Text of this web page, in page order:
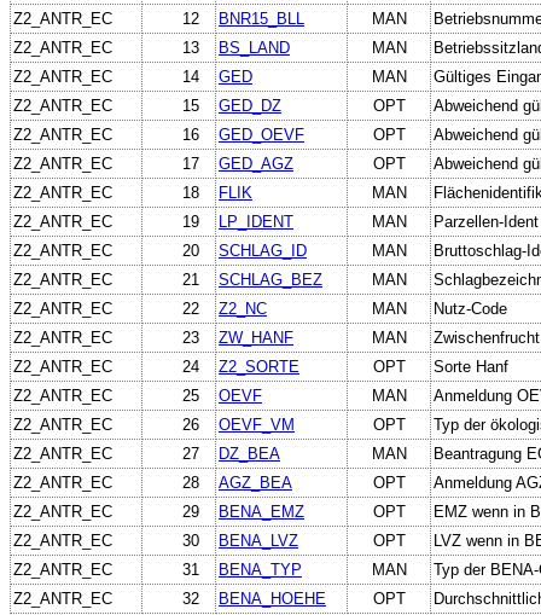
Z2_ANTR_EC
12 BNR15_BLL MAN
Z2_ANTR_EC
13 BS_LAND MAN
Z2_ANTR_EC
14 GED MAN
Gültiges
Z2_ANTR_EC
15 GED_DZ OPT
Abweichend
Z2_ANTR_EC
16 GED_OEVF OPT
Abweichend
Z2_ANTR_EC
17 GED_AGZ OPT
Abweichend
Z2_ANTR_EC
18 FLIK MAN
Z2_ANTR_EC
19 LP_IDENT MAN
Parzellen-Ident
Z2_ANTR_EC
20 SCHLAG_ID MAN
Bruttoschlag-
Z2_ANTR_EC
21 SCHLAG_BEZ MAN
Z2_ANTR_EC
22 Z2_NC MAN
Nutz-Code
Z2_ANTR_EC
23 ZW_HANF MAN
Z2_ANTR_EC
24 Z2_SORTE OPT
Sorte Hanf
Z2_ANTR_EC
25 OEVF MAN
Anmeldung
Z2_ANTR_EC
26 OEVF_VM OPT
Typ der
Z2_ANTR_EC
27 DZ_BEA MAN
Beantragung
Z2_ANTR_EC
28 AGZ_BEA OPT
Anmeldung
Z2_ANTR_EC
29 BENA_EMZ OPT
EMZ wenn in
Z2_ANTR_EC
30 BENA_LVZ OPT
LVZ wenn in
Z2_ANTR_EC
31 BENA_TYP MAN
Typ der
Z2_ANTR_EC
32 BENA_HOEHE OPT